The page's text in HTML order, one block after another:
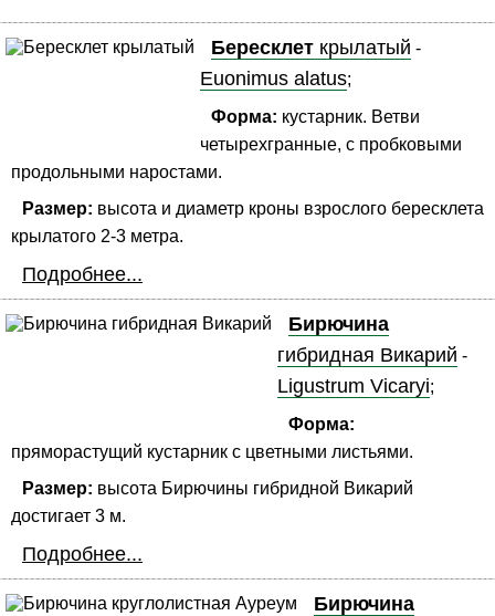
Бересклет крылатый -
Euonimus alatus;
Форма: кустарник. Ветви
четырехгранные, с пробковыми
продольными наростами.
Размер: высота и диаметр кроны взрослого бересклета
крылатого 2-3 метра.
Подробнее...
Бирючина
гибридная Викарий -
Ligustrum Vicaryi;
Форма:
пряморастущий кустарник с цветными листьями.
Размер: высота Бирючины гибридной Викарий
достигает 3 м.
Подробнее...
Бирючина